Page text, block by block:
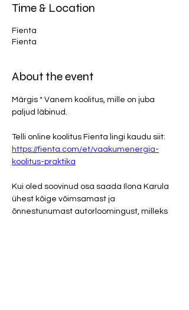
Time & Location
Fienta
Fienta
About the event
Märgis * Vanem koolitus, mille on juba
paljud läbinud.
Telli online koolitus Fienta lingi kaudu siit:
https://fienta.com/et/vaakumenergia-
koolitus-praktika
Kui oled soovinud osa saada Ilona Karula
ühest kõige võimsamast ja
õnnestunumast autorloomingust, milleks